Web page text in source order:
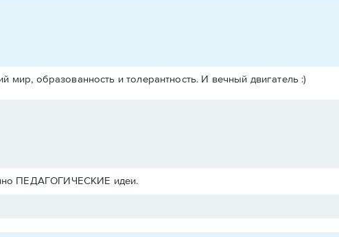
образованность и толерантность. И вечный двигатель :)
ПЕДАГОГИЧЕСКИЕ идеи.